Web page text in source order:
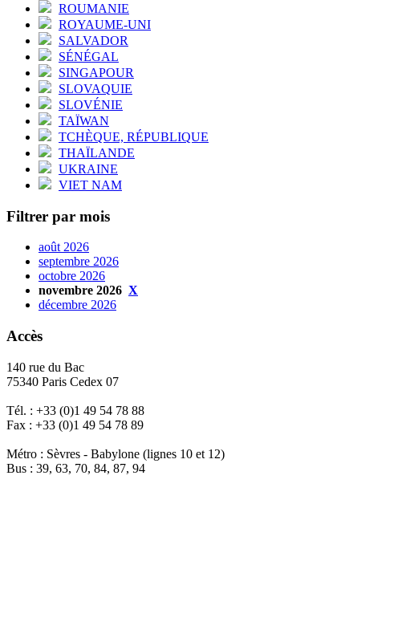
ROUMANIE
ROYAUME-UNI
SALVADOR
SÉNÉGAL
SINGAPOUR
SLOVAQUIE
SLOVÉNIE
TAÏWAN
TCHÈQUE, RÉPUBLIQUE
THAÏLANDE
UKRAINE
VIET NAM
Filtrer par mois
août 2026
septembre 2026
octobre 2026
novembre 2026 X
décembre 2026
Accès
140 rue du Bac
75340 Paris Cedex 07
Tél. : +33 (0)1 49 54 78 88
Fax : +33 (0)1 49 54 78 89
Métro : Sèvres - Babylone (lignes 10 et 12)
Bus : 39, 63, 70, 84, 87, 94